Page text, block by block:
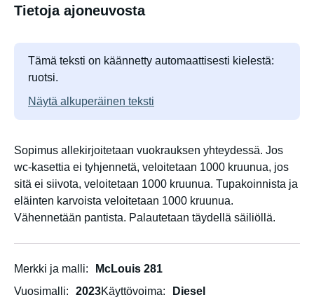
Tietoja ajoneuvosta
Tämä teksti on käännetty automaattisesti kielestä:
ruotsi.
Näytä alkuperäinen teksti
Sopimus allekirjoitetaan vuokrauksen yhteydessä. Jos
wc-kasettia ei tyhjennetä, veloitetaan 1000 kruunua, jos
sitä ei siivota, veloitetaan 1000 kruunua. Tupakoinnista ja
eläinten karvoista veloitetaan 1000 kruunua.
Vähennetään pantista. Palautetaan täydellä säiliöllä.
Merkki ja malli
McLouis 281
Vuosimalli
2023Käyttövoima
Diesel